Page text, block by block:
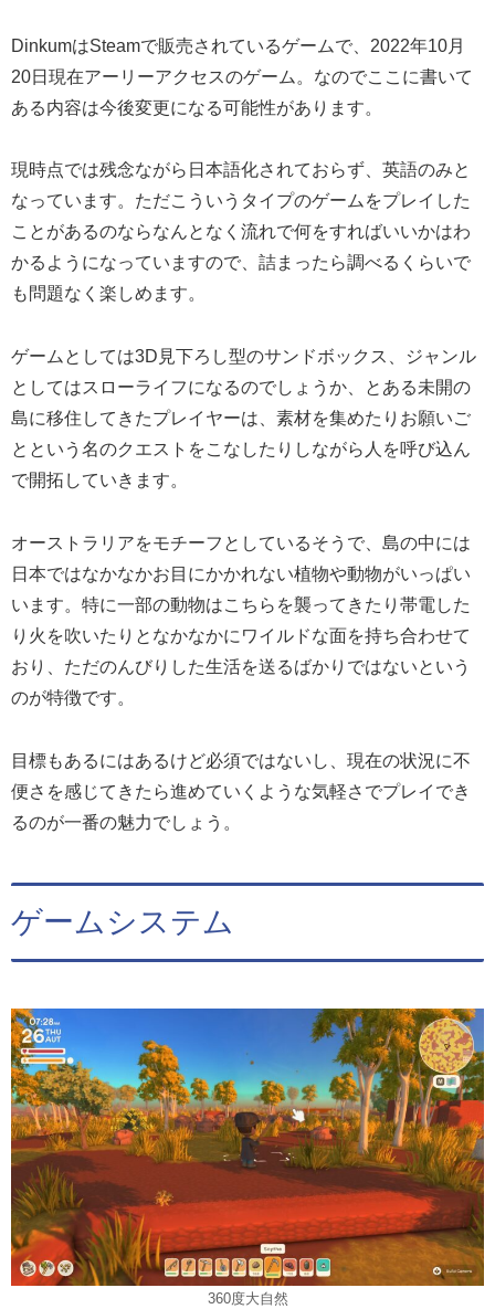
DinkumはSteamで販売されているゲームで、2022年10月
20日現在アーリーアクセスのゲーム。なのでここに書いて
ある内容は今後変更になる可能性があります。
現時点では残念ながら日本語化されておらず、英語のみと
なっています。ただこういうタイプのゲームをプレイした
ことがあるのならなんとなく流れで何をすればいいかはわ
かるようになっていますので、詰まったら調べるくらいで
も問題なく楽しめます。
ゲームとしては3D見下ろし型のサンドボックス、ジャンル
としてはスローライフになるのでしょうか、とある未開の
島に移住してきたプレイヤーは、素材を集めたりお願いご
とという名のクエストをこなしたりしながら人を呼び込ん
で開拓していきます。
オーストラリアをモチーフとしているそうで、島の中には
日本ではなかなかお目にかかれない植物や動物がいっぱい
います。特に一部の動物はこちらを襲ってきたり帯電した
り火を吹いたりとなかなかにワイルドな面を持ち合わせて
おり、ただのんびりした生活を送るばかりではないという
のが特徴です。
目標もあるにはあるけど必須ではないし、現在の状況に不
便さを感じてきたら進めていくような気軽さでプレイでき
るのが一番の魅力でしょう。
ゲームシステム
360度大自然